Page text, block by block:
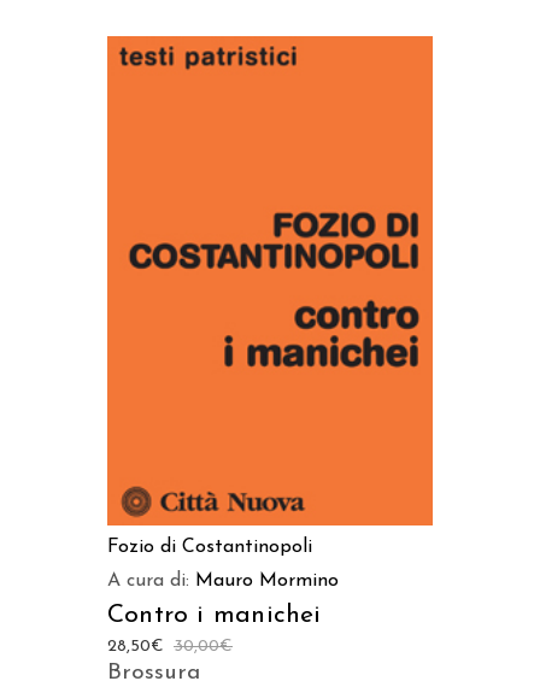
Fozio di Costantinopoli
A cura di: Mauro Mormino
Contro i manichei
30,00€
28,50€
Brossura